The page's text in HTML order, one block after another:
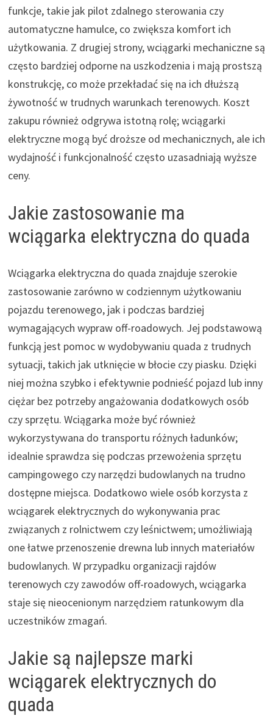
funkcje, takie jak pilot zdalnego sterowania czy
automatyczne hamulce, co zwiększa komfort ich
użytkowania. Z drugiej strony, wciągarki mechaniczne są
często bardziej odporne na uszkodzenia i mają prostszą
konstrukcję, co może przekładać się na ich dłuższą
żywotność w trudnych warunkach terenowych. Koszt
zakupu również odgrywa istotną rolę; wciągarki
elektryczne mogą być droższe od mechanicznych, ale ich
wydajność i funkcjonalność często uzasadniają wyższe
ceny.
Jakie zastosowanie ma
wciągarka elektryczna do quada
Wciągarka elektryczna do quada znajduje szerokie
zastosowanie zarówno w codziennym użytkowaniu
pojazdu terenowego, jak i podczas bardziej
wymagających wypraw off-roadowych. Jej podstawową
funkcją jest pomoc w wydobywaniu quada z trudnych
sytuacji, takich jak utknięcie w błocie czy piasku. Dzięki
niej można szybko i efektywnie podnieść pojazd lub inny
ciężar bez potrzeby angażowania dodatkowych osób
czy sprzętu. Wciągarka może być również
wykorzystywana do transportu różnych ładunków;
idealnie sprawdza się podczas przewożenia sprzętu
campingowego czy narzędzi budowlanych na trudno
dostępne miejsca. Dodatkowo wiele osób korzysta z
wciągarek elektrycznych do wykonywania prac
związanych z rolnictwem czy leśnictwem; umożliwiają
one łatwe przenoszenie drewna lub innych materiałów
budowlanych. W przypadku organizacji rajdów
terenowych czy zawodów off-roadowych, wciągarka
staje się nieocenionym narzędziem ratunkowym dla
uczestników zmagań.
Jakie są najlepsze marki
wciągarek elektrycznych do
quada